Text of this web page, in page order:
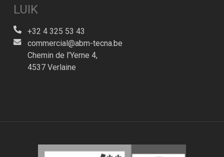
LUIK
+32 4 325 53 43
commercial@abm-tecna.be
Chemin de l’Yerne 4,
4537 Verlaine